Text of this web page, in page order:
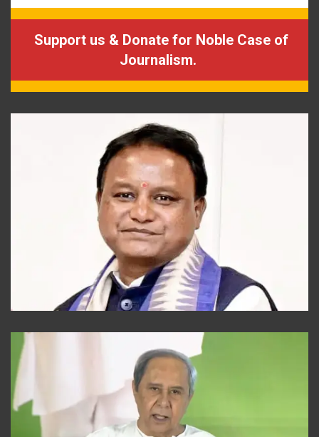
Support us & Donate for Noble Case of
Journalism.